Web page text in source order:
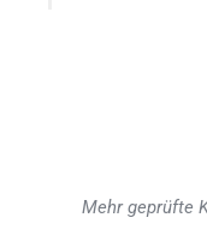
Mehr geprüfte